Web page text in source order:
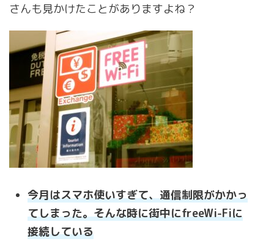
さんも見かけたことがありますよね？
今月はスマホ使いすぎて、通信制限がかかっ
てしまった。そんな時に街中にfreeWi-Fiに
接続している